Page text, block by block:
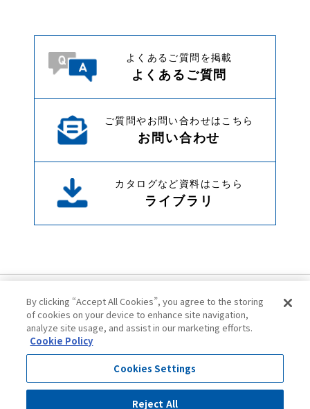
よくあるご質問を掲載
よくあるご質問
ご質問やお問い合わせはこちら
お問い合わせ
カタログなど資料はこちら
ライブラリ
ご利用にあたって
プライバシーポリシー
クッキーポリシー
サイトマップ
By clicking “Accept All Cookies”, you agree to the storing
of cookies on your device to enhance site navigation,
analyze site usage, and assist in our marketing efforts.
Cookie Policy
Cookies Settings
Reject All